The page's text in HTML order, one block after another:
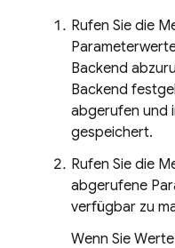
Rufen Sie die
Backend
Backend
abgerufen und
gespeichert.
Rufen Sie die
abgerufene
verfügbar zu
Wenn Sie